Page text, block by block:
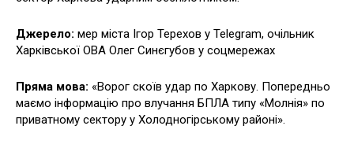
Джерело: мер міста Ігор Терехов у Telegram, очільник
Харківської ОВА Олег Синєгубов у соцмережах
Пряма мова: «Ворог скоїв удар по Харкову. Попередньо
маємо інформацію про влучання БПЛА типу «Молнія» по
приватному сектору у Холодногірському районі».